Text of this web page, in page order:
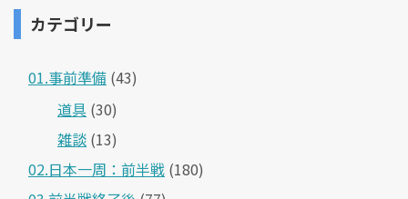
カテゴリー
01.事前準備 (43)
道具 (30)
雑談 (13)
02.日本一周：前半戦 (180)